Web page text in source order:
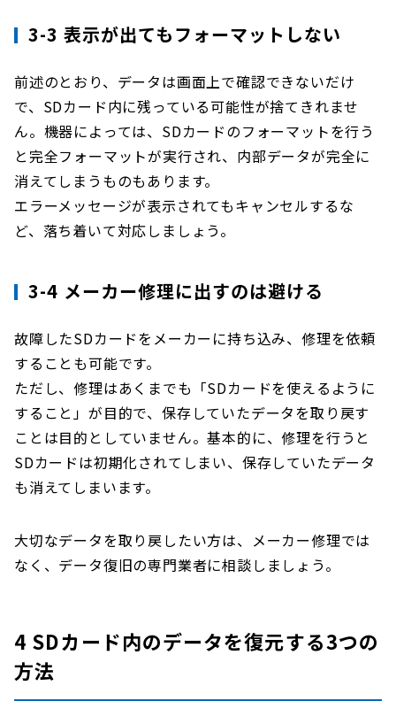
3-3 表示が出てもフォーマットしない
前述のとおり、データは画面上で確認できないだけ
で、SDカード内に残っている可能性が捨てきれませ
ん。機器によっては、SDカードのフォーマットを行う
と完全フォーマットが実行され、内部データが完全に
消えてしまうものもあります。
エラーメッセージが表示されてもキャンセルするな
ど、落ち着いて対応しましょう。
3-4 メーカー修理に出すのは避ける
故障したSDカードをメーカーに持ち込み、修理を依頼
することも可能です。
ただし、修理はあくまでも「SDカードを使えるように
すること」が目的で、保存していたデータを取り戻す
ことは目的としていません。基本的に、修理を行うと
SDカードは初期化されてしまい、保存していたデータ
も消えてしまいます。
大切なデータを取り戻したい方は、メーカー修理では
なく、データ復旧の専門業者に相談しましょう。
4 SDカード内のデータを復元する3つの
方法